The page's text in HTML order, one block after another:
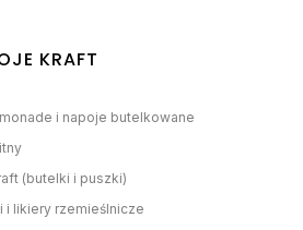
KRAFT
i napoje butelkowane
(butelki i puszki)
i likiery rzemieślnicze